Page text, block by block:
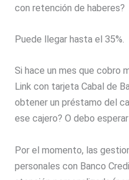
con retención de haberes?
Puede llegar hasta el 35%.
Si hace un mes que cobro
Link con tarjeta Cabal de
obtener un préstamo del
ese cajero? O debo
Por el momento, las
personales con Banco